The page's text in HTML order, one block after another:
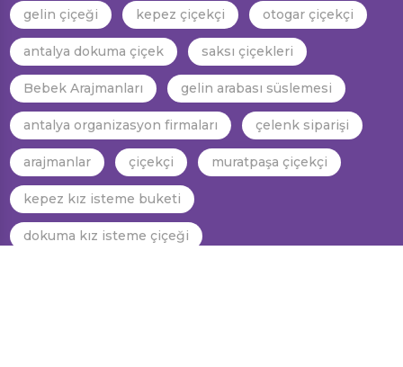
gelin çiçeği kepez çiçekçi otogar çiçekçi
antalya dokuma çiçek saksı çiçekleri
Bebek Arajmanları gelin arabası süslemesi
antalya organizasyon firmaları çelenk siparişi
arajmanlar çiçekçi muratpaşa çiçekçi
kepez kız isteme buketi
dokuma kız isteme çiçeği